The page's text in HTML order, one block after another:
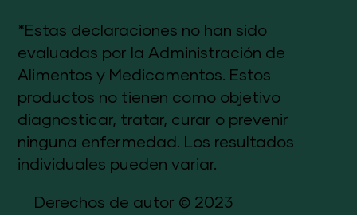
Derechos de autor © 2023
*Estas declaraciones no han sido
evaluadas por la Administración de
Alimentos y Medicamentos. Estos
productos no tienen como objetivo
diagnosticar, tratar, curar o prevenir
ninguna enfermedad. Los resultados
individuales pueden variar.